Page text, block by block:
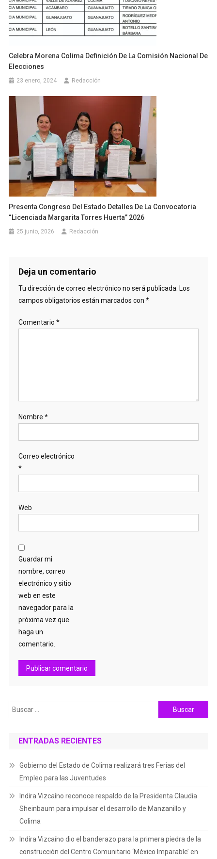
Celebra Morena Colima Definición De La Comisión Nacional De
Elecciones
23 enero, 2024 Redacción
Presenta Congreso Del Estado Detalles De La Convocatoria
“Licenciada Margarita Torres Huerta” 2026
25 junio, 2026 Redacción
Deja un comentario
Tu dirección de correo electrónico no será publicada. Los
campos obligatorios están marcados con *
Comentario *
Nombre *
Correo electrónico
*
Web
Guardar mi
nombre, correo
electrónico y sitio
web en este
navegador para la
próxima vez que
haga un
comentario.
Buscar:
ENTRADAS RECIENTES
Gobierno del Estado de Colima realizará tres Ferias del
Empleo para las Juventudes
Indira Vizcaíno reconoce respaldo de la Presidenta Claudia
Sheinbaum para impulsar el desarrollo de Manzanillo y
Colima
Indira Vizcaíno dio el banderazo para la primera piedra de la
construcción del Centro Comunitario ‘México Imparable’ en